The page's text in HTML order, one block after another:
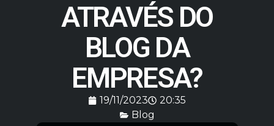
ATRAVÉS DO
BLOG DA
EMPRESA?
19/11/2023
20:35
Blog